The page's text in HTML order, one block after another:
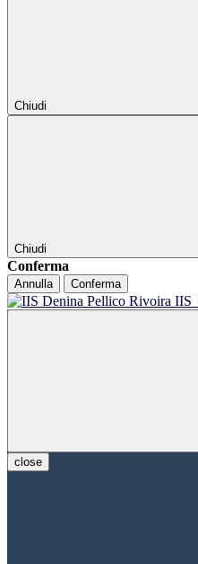
Chiudi
Chiudi
Conferma
Annulla Conferma
IIS
close